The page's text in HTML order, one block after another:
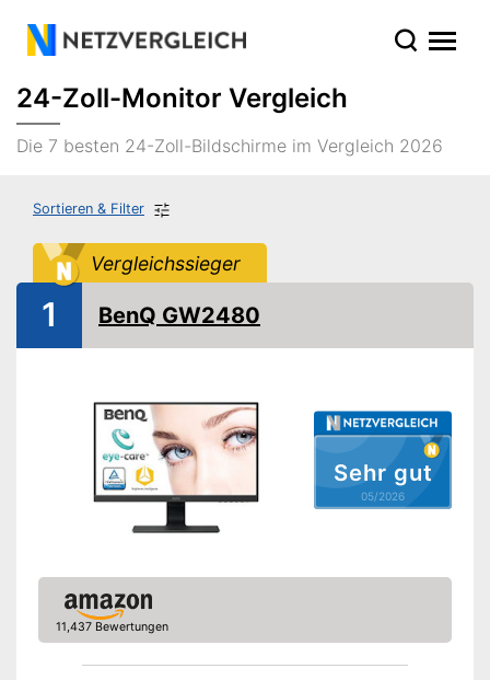
24-Zoll-Monitor Vergleich
Die 7 besten 24-Zoll-Bildschirme im Vergleich 2026
Sortieren & Filter
Vergleichssieger
Sehr gut
05/2026
1 BenQ GW2480
11,437 Bewertungen